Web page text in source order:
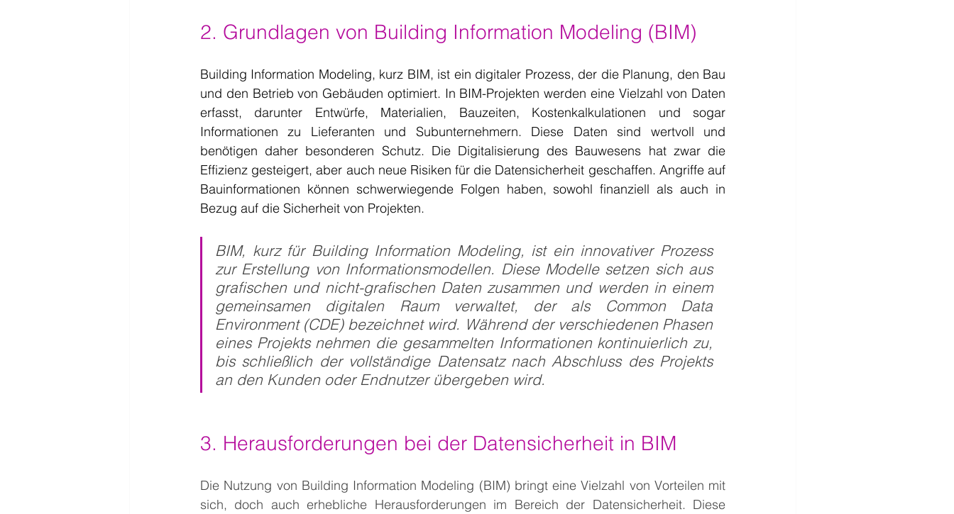
2. Grundlagen von Building Information Modeling (BIM)
Building Information Modeling, kurz BIM, ist ein digitaler Prozess, der die Planung, den Bau
und den Betrieb von Gebäuden optimiert. In BIM-Projekten werden eine Vielzahl von Daten
erfasst, darunter Entwürfe, Materialien, Bauzeiten, Kostenkalkulationen und sogar
Informationen zu Lieferanten und Subunternehmern. Diese Daten sind wertvoll und
benötigen daher besonderen Schutz. Die Digitalisierung des Bauwesens hat zwar die
Effizienz gesteigert, aber auch neue Risiken für die Datensicherheit geschaffen. Angriffe auf
Bauinformationen können schwerwiegende Folgen haben, sowohl finanziell als auch in
Bezug auf die Sicherheit von Projekten.
BIM, kurz für Building Information Modeling, ist ein innovativer Prozess
zur Erstellung von Informationsmodellen. Diese Modelle setzen sich aus
grafischen und nicht-grafischen Daten zusammen und werden in einem
gemeinsamen digitalen Raum verwaltet, der als Common Data
Environment (CDE) bezeichnet wird. Während der verschiedenen Phasen
eines Projekts nehmen die gesammelten Informationen kontinuierlich zu,
bis schließlich der vollständige Datensatz nach Abschluss des Projekts
an den Kunden oder Endnutzer übergeben wird.
3. Herausforderungen bei der Datensicherheit in BIM
Die Nutzung von Building Information Modeling (BIM) bringt eine Vielzahl von Vorteilen mit
sich, doch auch erhebliche Herausforderungen im Bereich der Datensicherheit. Diese